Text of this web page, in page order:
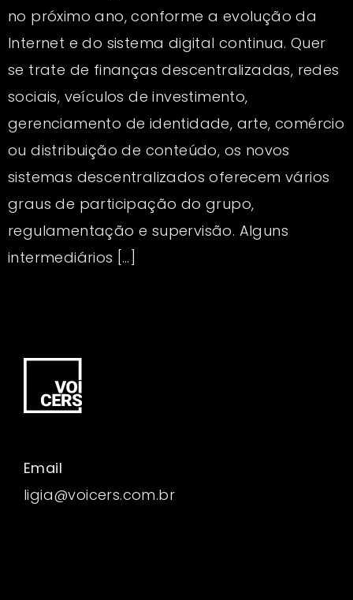
no próximo ano, conforme a evolução da
Internet e do sistema digital continua. Quer
se trate de finanças descentralizadas, redes
sociais, veículos de investimento,
gerenciamento de identidade, arte, comércio
ou distribuição de conteúdo, os novos
sistemas descentralizados oferecem vários
graus de participação do grupo,
regulamentação e supervisão. Alguns
intermediários […]
Email
ligia@voicers.com.br